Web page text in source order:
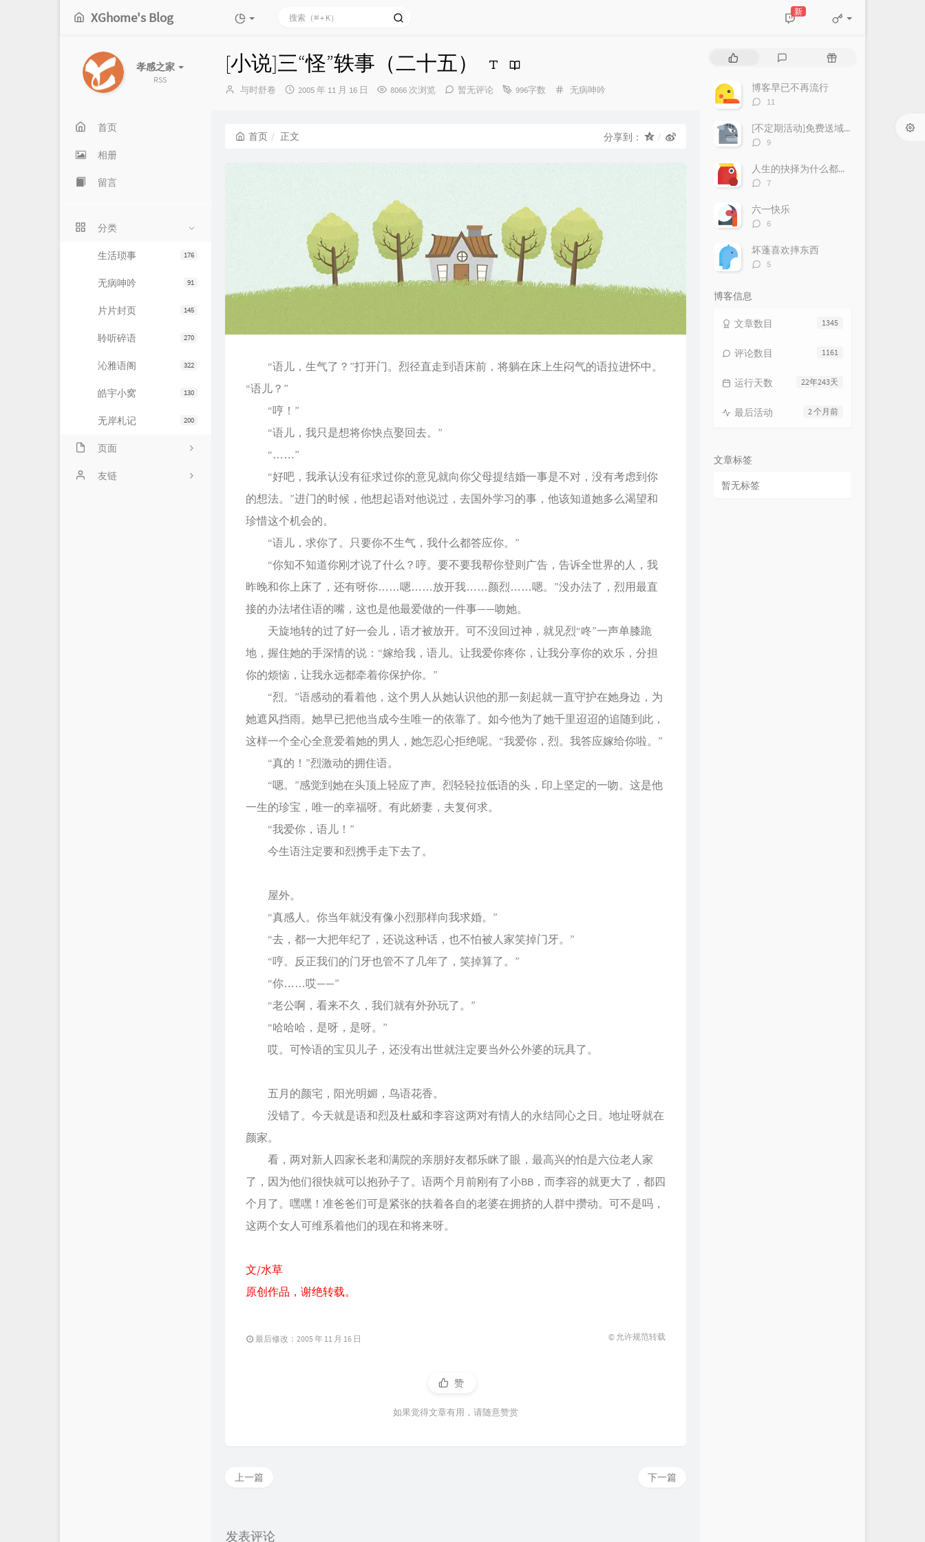
XGhome's Blog 新
孝感之家
RSS
首页
相册
留言
分类
176
生活琐事
91
无病呻吟
145
片片封页
270
聆听碎语
322
沁雅语阁
130
皓宇小窝
200
无岸札记
页面
友情链接
友链
[小说]三“怪”轶事（二十五）
博
与时舒卷
发
2005 年 11 月 16 日 8066 次浏览 暂无评论 996字数
分
无病呻吟
首页 正文 分享到：
“语儿，生气了？”打开门。烈径直走到语床前，将躺在床上生闷气的语拉进怀中。
“语儿？”
“哼！”
“语儿，我只是想将你快点娶回去。”
“……”
“好吧，我承认没有征求过你的意见就向你父母提结婚一事是不对，没有考虑到你
的想法。”进门的时候，他想起语对他说过，去国外学习的事，他该知道她多么渴望和
珍惜这个机会的。
“语儿，求你了。只要你不生气，我什么都答应你。”
“你知不知道你刚才说了什么？哼。要不要我帮你登则广告，告诉全世界的人，我
昨晚和你上床了，还有呀你……嗯……放开我……颜烈……嗯。”没办法了，烈用最直
接的办法堵住语的嘴，这也是他最爱做的一件事——吻她。
天旋地转的过了好一会儿，语才被放开。可不没回过神，就见烈“咚”一声单膝跪
地，握住她的手深情的说：“嫁给我，语儿。让我爱你疼你，让我分享你的欢乐，分担
你的烦恼，让我永远都牵着你保护你。”
“烈。”语感动的看着他，这个男人从她认识他的那一刻起就一直守护在她身边，为
她遮风挡雨。她早已把他当成今生唯一的依靠了。如今他为了她千里迢迢的追随到此，
这样一个全心全意爱着她的男人，她怎忍心拒绝呢。“我爱你，烈。我答应嫁给你啦。”
“真的！”烈激动的拥住语。
“嗯。”感觉到她在头顶上轻应了声。烈轻轻拉低语的头，印上坚定的一吻。这是他
一生的珍宝，唯一的幸福呀。有此娇妻，夫复何求。
“我爱你，语儿！”
今生语注定要和烈携手走下去了。
屋外。
“真感人。你当年就没有像小烈那样向我求婚。”
“去，都一大把年纪了，还说这种话，也不怕被人家笑掉门牙。”
“哼。反正我们的门牙也管不了几年了，笑掉算了。”
“你……哎——”
“老公啊，看来不久，我们就有外孙玩了。”
“哈哈哈，是呀，是呀。”
哎。可怜语的宝贝儿子，还没有出世就注定要当外公外婆的玩具了。
五月的颜宅，阳光明媚，鸟语花香。
没错了。今天就是语和烈及杜威和李容这两对有情人的永结同心之日。地址呀就在
颜家。
看，两对新人四家长老和满院的亲朋好友都乐眯了眼，最高兴的怕是六位老人家
了，因为他们很快就可以抱孙子了。语两个月前刚有了小BB，而李容的就更大了，都四
个月了。嘿嘿！准爸爸们可是紧张的扶着各自的老婆在拥挤的人群中攒动。可不是吗，
这两个女人可维系着他们的现在和将来呀。
文/水草
原创作品，谢绝转载。
最后修改：2005 年 11 月 16 日 © 允许规范转载
赞
如果觉得文章有用，请随意赞赏
下一篇
上一篇
发表评论
章
评
随
博客早已不再流行
评
数：
11
[不定期活动]免费送域名或空间
评
数：
9
人生的抉择为什么都这么让人无奈？
评
数：
7
六一快乐
评
数：
6
坏蓬喜欢摔东西
评
5
博客信息
1345
文章数目
1161
评论数目
22年243天
运行天数
2 个月前
最后活动
文章标签
暂无标签